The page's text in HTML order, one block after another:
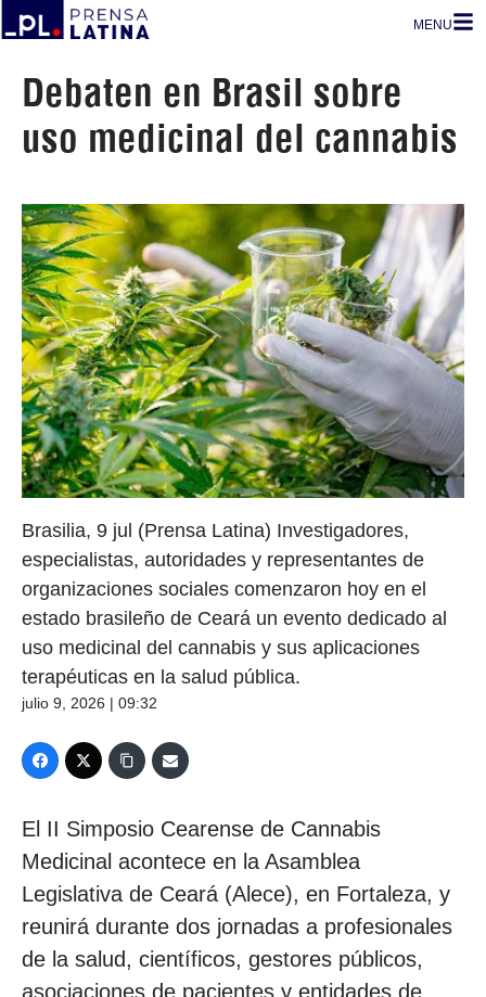
MENU
Debaten en Brasil sobre
uso medicinal del cannabis
Brasilia, 9 jul (Prensa Latina) Investigadores,
especialistas, autoridades y representantes de
organizaciones sociales comenzaron hoy en el
estado brasileño de Ceará un evento dedicado al
uso medicinal del cannabis y sus aplicaciones
terapéuticas en la salud pública.
julio 9, 2026 | 09:32
El II Simposio Cearense de Cannabis
Medicinal acontece en la Asamblea
Legislativa de Ceará (Alece), en Fortaleza, y
reunirá durante dos jornadas a profesionales
de la salud, científicos, gestores públicos,
asociaciones de pacientes y entidades de